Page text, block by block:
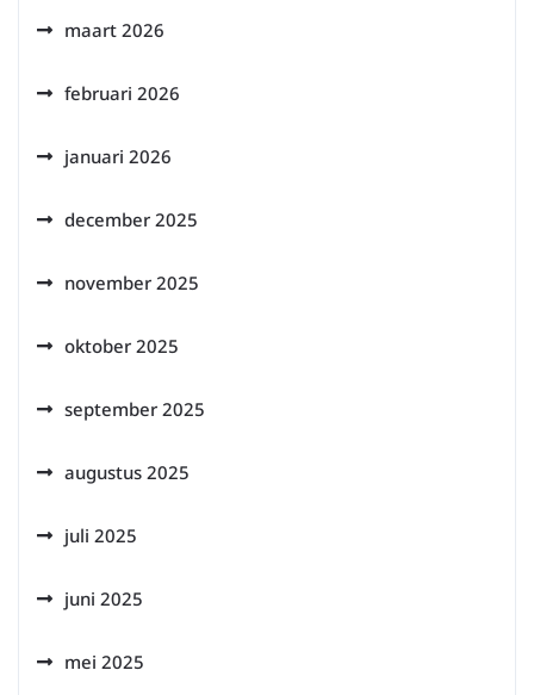
maart 2026
februari 2026
januari 2026
december 2025
november 2025
oktober 2025
september 2025
augustus 2025
juli 2025
juni 2025
mei 2025